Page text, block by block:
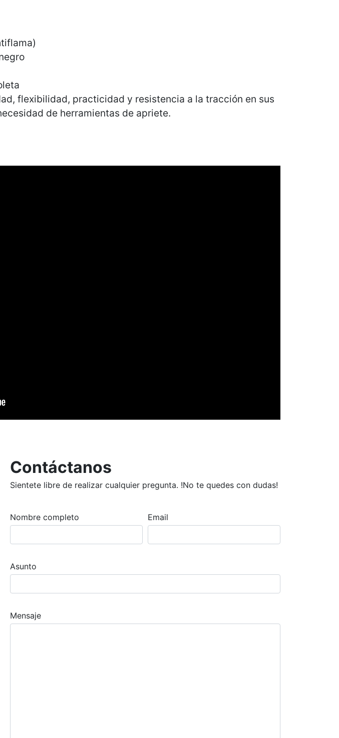
flexibilidad, practicidad y resistencia a la tracción en sus
de herramientas de apriete.
Contáctanos
Sientete libre de realizar cualquier pregunta. !No te quedes con dudas!
Nombre completo Email
Asunto
Mensaje